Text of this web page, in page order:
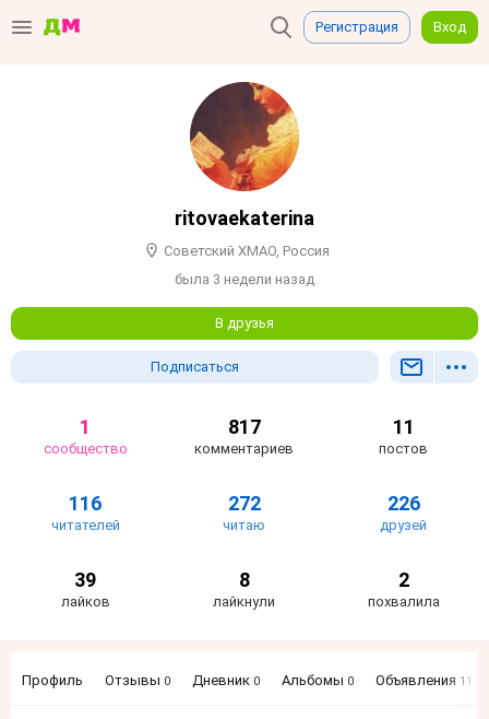
Регистрация Вход
ritovaekaterina
Советский ХМАО, Россия
была 3 недели назад
В друзья
Подписаться
1
сообщество
817
комментариев
11
постов
116
читателей
272
читаю
226
друзей
39
лайков
8
лайкнули
2
похвалила
Профиль Отзывы 0 Дневник 0 Альбомы 0 Объявления 11